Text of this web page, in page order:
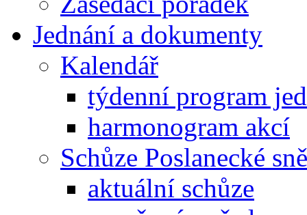
Jednání a dokumenty
Kalendář
týdenní program
harmonogram akcí
Schůze Poslanecké
aktuální schůze